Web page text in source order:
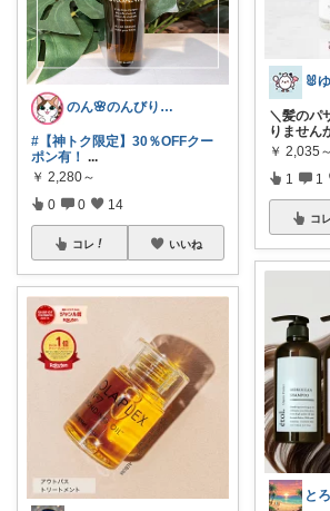
のん🌸のんびり生活✨
#【神トク限定】30％OFFクー
ポン有！ ...
￥ 2,280～
0 0 14
コレ いいね
＼髪のパ
りません
￥ 2,035～
1 1
コレ
とろ